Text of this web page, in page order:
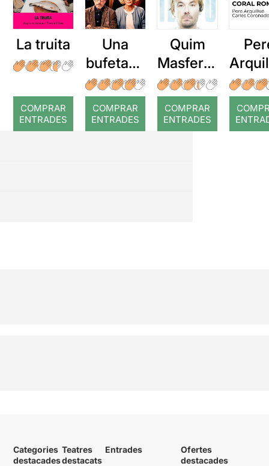
La truita
COMPRAR
ENTRADES
Una
bufetada
a temps
COMPRAR
ENTRADES
Quim
Masferre
r: Temps
COMPRAR
ENTRADES
:
Categories
destacades
Teatres
destacats
Entrades
Ofertes
destacades